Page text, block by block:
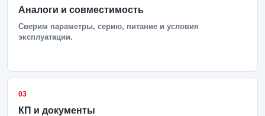
Аналоги и совместимость
Сверим параметры, серию, питание и условия
эксплуатации.
03
КП и документы